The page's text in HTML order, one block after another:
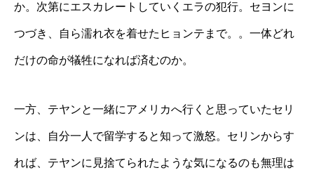
か。次第にエスカレートしていくエラの犯行。セヨンに
つづき、自ら濡れ衣を着せたヒョンテまで。。一体どれ
だけの命が犠牲になれば済むのか。
一方、テヤンと一緒にアメリカへ行くと思っていたセリ
ンは、自分一人で留学すると知って激怒。セリンからす
れば、テヤンに見捨てられたような気になるのも無理は